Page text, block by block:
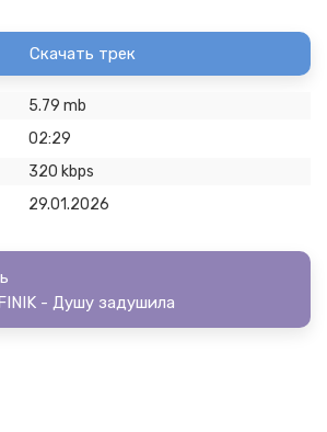
Скачать трек
5.79 mb
02:29
320 kbps
29.01.2026
- Душу задушила